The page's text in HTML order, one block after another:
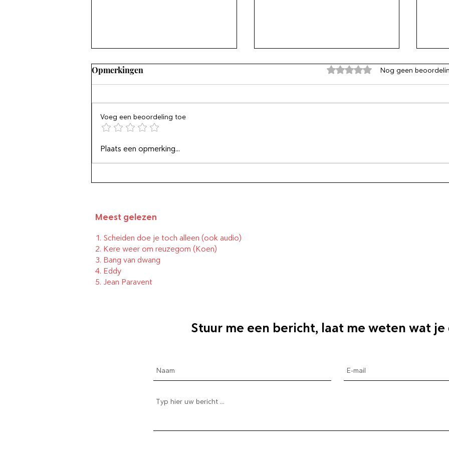
Jaag succes (en gelukkig
zijn) niet na
technologie
Opmerkingen Beoordeeld met 0 uit 5
Nog geen
Voeg een beoordeling toe
Plaats een opmerking...
Meest gelezen
1. Scheiden doe je toch alleen (ook audio)
2. Kere weer om reuzegom (Koen)
3. Bang van dwang
4. Eddy
5. Jean Paravent
Stuur me een bericht, laat me weten wat